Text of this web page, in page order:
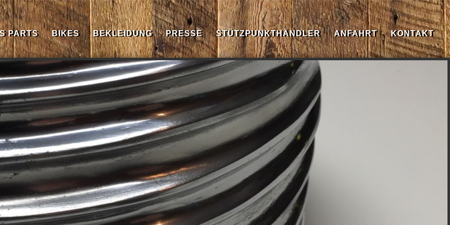
PARTS BIKES BEKLEIDUNG PRESSE STÜTZPUNKTHÄNDLER ANFAHRT KONTAKT